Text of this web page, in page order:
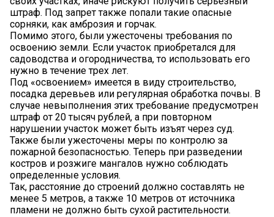
штраф. Под запрет также попали такие опасные
сорняки, как амброзия и горчак.
Помимо этого, были ужесточены требования по
освоению земли. Если участок приобретался для
садоводства и огородничества, то использовать его
нужно в течение трех лет.
Под «освоением» имеется в виду строительство,
посадка деревьев или регулярная обработка почвы. В
случае невыполнения этих требование предусмотрен
штраф от 20 тысяч рублей, а при повторном
нарушении участок может быть изъят через суд.
Также были ужесточены меры по контролю за
пожарной безопасностью. Теперь при разведении
костров и розжиге мангалов нужно соблюдать
определенные условия.
Так, расстояние до строений должно составлять не
менее 5 метров, а также 10 метров от источника
пламени не должно быть сухой растительности.